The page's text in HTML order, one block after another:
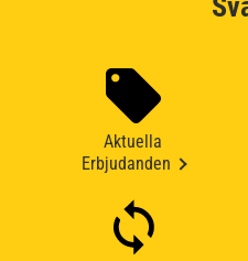
Aktuella
Erbjudanden